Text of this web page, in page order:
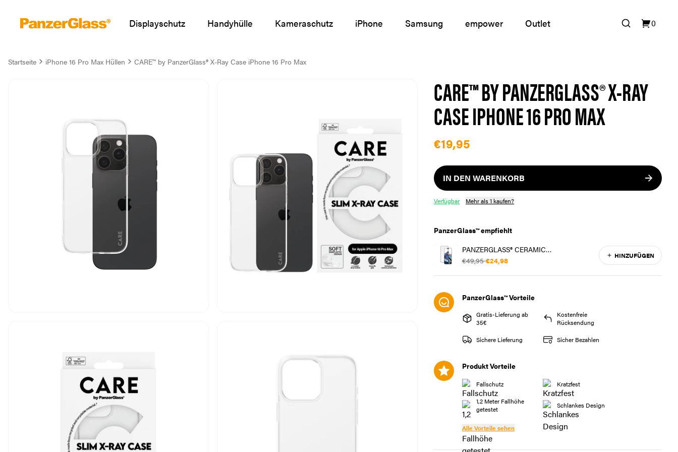
Displayschutz Handyhülle Kameraschutz iPhone Samsung empower Outlet 0
Startseite iPhone 16 Pro Max Hüllen CARE™ by PanzerGlass® X-Ray Case iPhone 16 Pro Max
CARE™ BY PANZERGLASS® X-RAY
CASE IPHONE 16 PRO MAX
€19,95
IN DEN WARENKORB
Verfügbar Mehr als 1 kaufen?
PanzerGlass™ empfiehlt
PANZERGLASS® CERAMIC
DISPLAYSCHUTZ IPHONE 16 PRO MAX |
€49,95€24,98 HINZUFÜGEN
PanzerGlass™ Vorteile
Gratis-Lieferung ab
35€
Kostenfreie
Rücksendung
Sichere Lieferung
Sicher Bezahlen
Produkt Vorteile
Fallschutz
Kratzfest
1,2 Meter Fallhöhe
getestet
Schlankes Design
Alle Vorteile sehen